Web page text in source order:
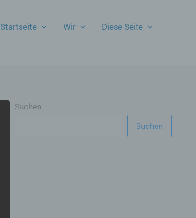
Startseite Wir Diese Seite
Suchen
Suchen